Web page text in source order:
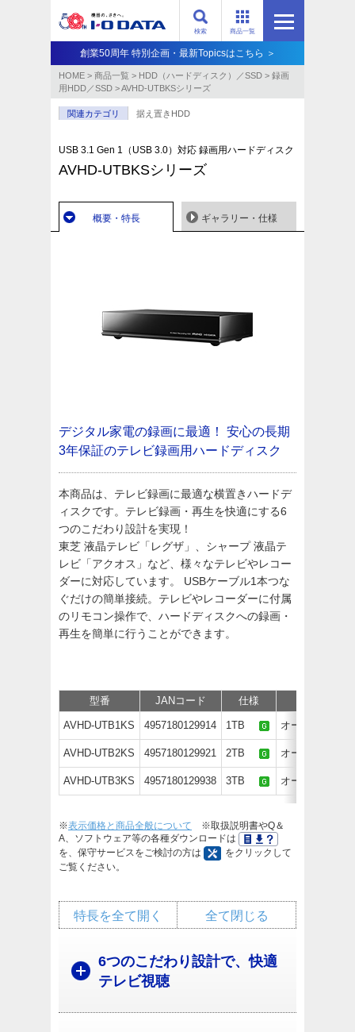
商品一覧
検索
創業50周年 特別企画・最新Topicsはこちら ＞
HOME > 商品一覧 > HDD（ハードディスク）／SSD > 録画
用HDD／SSD >AVHD-UTBKSシリーズ
関連カテゴリ 据え置きHDD
USB 3.1 Gen 1（USB 3.0）対応 録画用ハードディスク
AVHD-UTBKSシリーズ
概要・特長 ギャラリー・仕様
デジタル家電の録画に最適！
安心の長期
3年保証のテレビ録画用ハードディスク
本商品は、テレビ録画に最適な横置きハードデ
ィスクです。テレビ録画・再生を快適にする6
つのこだわり設計を実現！
東芝 液晶テレビ「レグザ」、シャープ 液晶テ
レビ「アクオス」など、様々なテレビやレコー
ダーに対応しています。 USBケーブル1本つな
ぐだけの簡単接続。テレビやレコーダーに付属
のリモコン操作で、ハードディスクへの録画・
再生を簡単に行うことができます。
型番 JANコード 仕様
AVHD-UTB1KS 4957180129914 1TB オープン価格
AVHD-UTB2KS 4957180129921 2TB オープン価格
AVHD-UTB3KS 4957180129938 3TB オープン価格
※表示価格と商品全般について ※取扱説明書やQ＆
A、ソフトウェア等の各種ダウンロードは
を、保守サービスをご検討の方は
をクリックして
ご覧ください。
全て閉じる
特長を全て開く
6つのこだわり設計で、快適
テレビ視聴